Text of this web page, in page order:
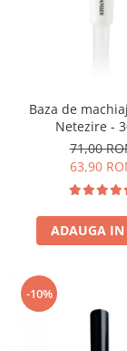
Baza de
Netezire -
71,00
63,90
ADAUGA IN
-10%